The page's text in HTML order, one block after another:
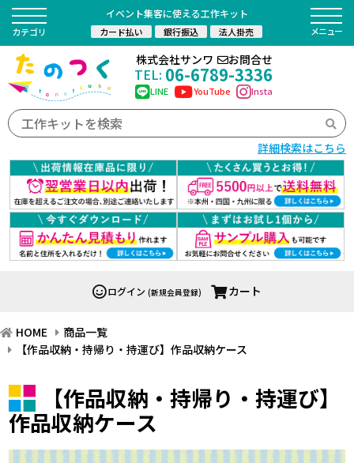
イベント集客に使える工作キット
カード払い 銀行振込 法人掛売
詳細検索はこちら
株式会社サンワ お問合せ
TEL: 06-6789-3336
LINE YouTube Insta
カテゴリ
ログイン (新規会員登録) カート
HOME
商品一覧
【作品収納・持帰り・持運び】作品収納ケース
【作品収納・持帰り・持運び】
作品収納ケース